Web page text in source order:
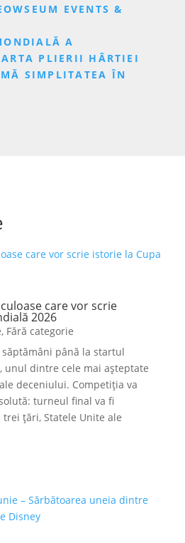
EVENTS &
A
PLIERII HÂRTIEI
SIMPLITATEA ÎN
care vor scrie
2026
, Fără categorie
până la startul
unul dintre cele mai așteptate
deceniului. Competiția va
turneul final va fi
țări, Statele Unite ale